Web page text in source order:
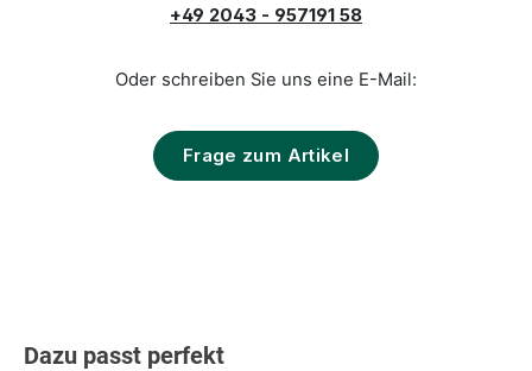
+49 2043 - 957191 58
Oder schreiben Sie uns eine E-Mail:
Frage zum Artikel
Produktgalerie überspringen
Dazu passt perfekt